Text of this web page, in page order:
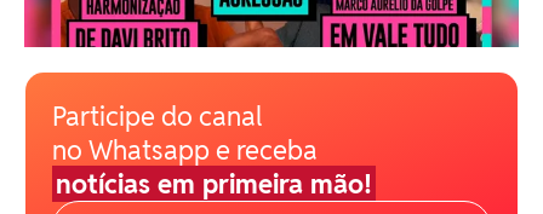
Participe do canal
no Whatsapp e receba
notícias em primeira mão!